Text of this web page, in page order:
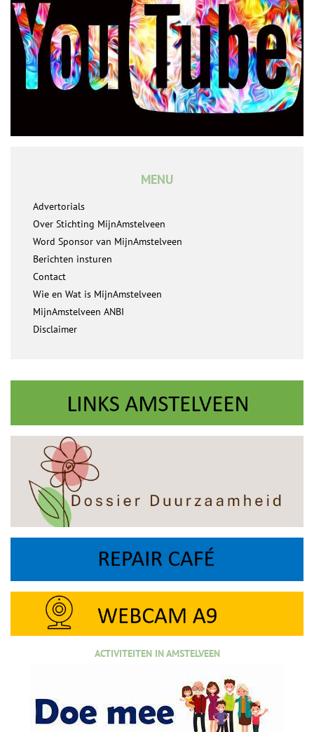
MENU
Advertorials
Over Stichting MijnAmstelveen
Word Sponsor van MijnAmstelveen
Berichten insturen
Contact
Wie en Wat is MijnAmstelveen
MijnAmstelveen ANBI
Disclaimer
ACTIVITEITEN IN AMSTELVEEN